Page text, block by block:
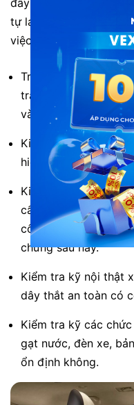
tự lái. Bạn nên bỏ chút
việc sau:
Trước khi ký hợp
tra kỹ các thông tin
và trả xe.
Kiểm tra kỹ thông tin
hiểm xe ô tô.
Kiểm tra kỹ ngoại
cấn móp chỗ nào
công ty cho thuê xe
chứng sau này.
Kiểm tra kỹ nội thật
dây thắt an toàn có
Kiểm tra kỹ các
gạt nước, đèn xe,
ổn định không.